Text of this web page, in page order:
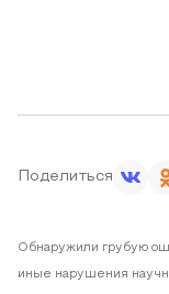
Поделиться
Обнаружили грубую
иные нарушения